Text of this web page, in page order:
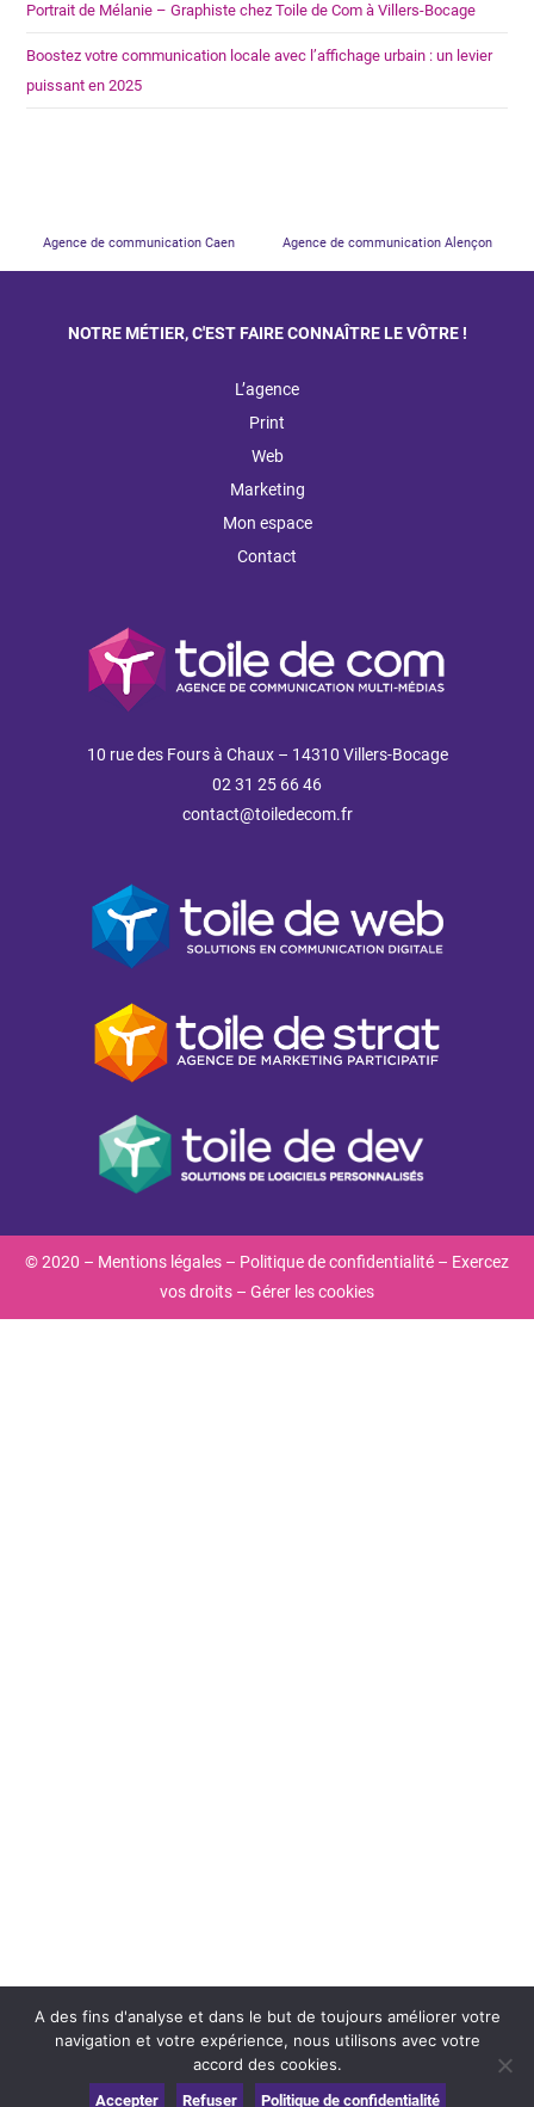
Portrait de Mélanie – Graphiste chez Toile de Com à Villers-Bocage
Boostez votre communication locale avec l’affichage urbain : un levier
puissant en 2025
Agence de communication Caen Agence de communication Alençon
NOTRE MÉTIER, C'EST FAIRE CONNAÎTRE LE VÔTRE !
L’agence
Print
Web
Marketing
Mon espace
Contact
10 rue des Fours à Chaux – 14310 Villers-Bocage
02 31 25 66 46
contact@toiledecom.fr
© 2020 – Mentions légales – Politique de confidentialité – Exercez
vos droits – Gérer les cookies
A des fins d'analyse et dans le but de toujours améliorer votre
navigation et votre expérience, nous utilisons avec votre
accord des cookies.
Accepter Refuser Politique de confidentialité